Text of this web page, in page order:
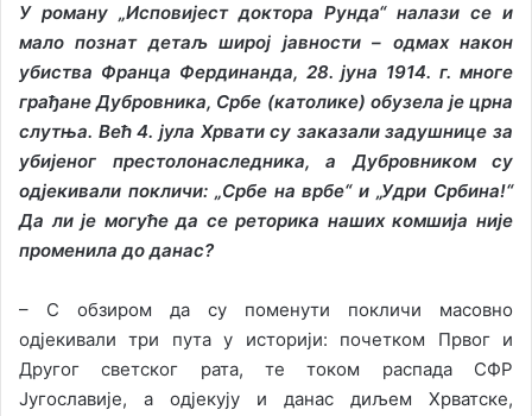
У роману „Исповијест доктора Рунда“ налази се и
мало познат детаљ широј јавности – одмах након
убиства Франца Фердинанда, 28. јуна 1914. г. многе
грађане Дубровника, Србе (католике) обузела је црна
слутња. Већ 4. јула Хрвати су заказали задушнице за
убијеног престолонаследника, а Дубровником су
одјекивали покличи: „Србе на врбе“ и „Удри Србина!“
Да ли је могуће да се реторика наших комшија није
променила до данас?
– С обзиром да су поменути покличи масовно
одјекивали три пута у историји: почетком Првог и
Другог светског рата, те током распада СФР
Југославије, а одјекују и данас диљем Хрватске,